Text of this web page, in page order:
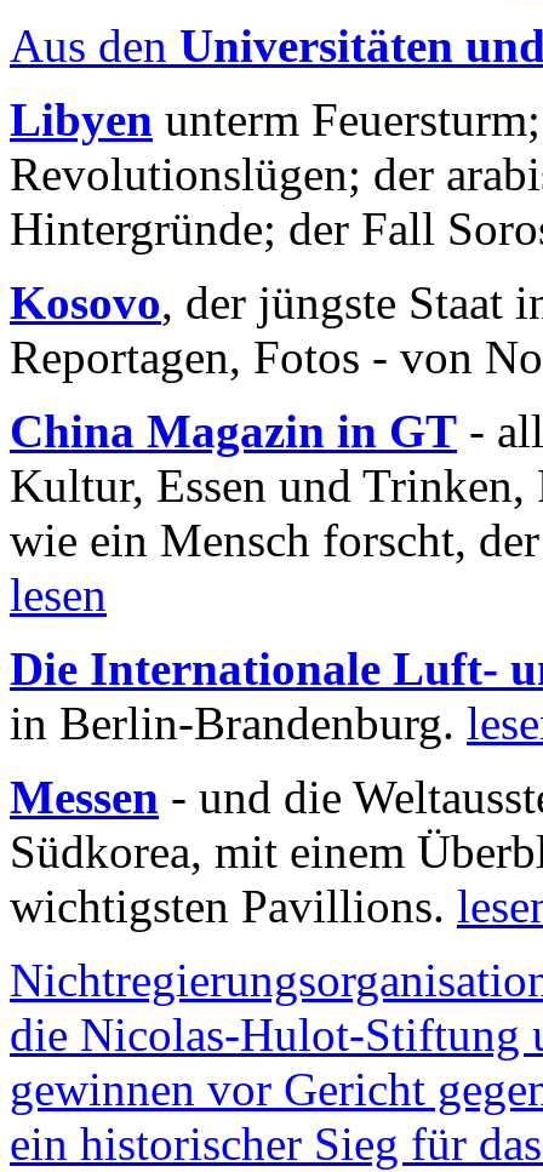
Aus den Universitäten
Libyen unterm
Revolutionslügen; der
Hintergründe; der Fall
Kosovo, der jüngste Staat
Reportagen, Fotos - von
China Magazin in GT -
Kultur, Essen und
wie ein Mensch forscht,
lesen
Die Internationale Luft-
in Berlin-Brandenburg.
Messen - und die
Südkorea, mit einem
wichtigsten Pavillions.
die Nicolas-Hulot-Stiftung
gewinnen vor Gericht
ein historischer Sieg für